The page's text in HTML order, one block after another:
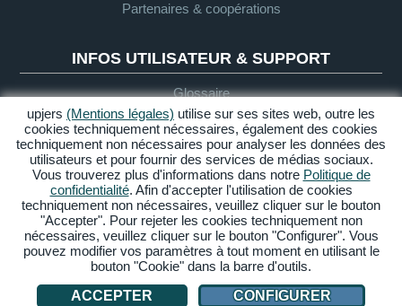
Partenaires & coopérations
INFOS UTILISATEUR & SUPPORT
Glossaire
Directives "Let's Play"
Support
Mentions
légales
Protection
des données
CGU Accessibilité
Gérer cookies
© 2026 upjers GmbH
upjers (Mentions légales) utilise sur ses sites web, outre les
cookies techniquement nécessaires, également des cookies
techniquement non nécessaires pour analyser les données des
utilisateurs et pour fournir des services de médias sociaux.
Vous trouverez plus d'informations dans notre Politique de
confidentialité. Afin d'accepter l'utilisation de cookies
techniquement non nécessaires, veuillez cliquer sur le bouton
"Accepter". Pour rejeter les cookies techniquement non
nécessaires, veuillez cliquer sur le bouton "Configurer". Vous
pouvez modifier vos paramètres à tout moment en utilisant le
bouton "Cookie" dans la barre d'outils.
ACCEPTER
CONFIGURER